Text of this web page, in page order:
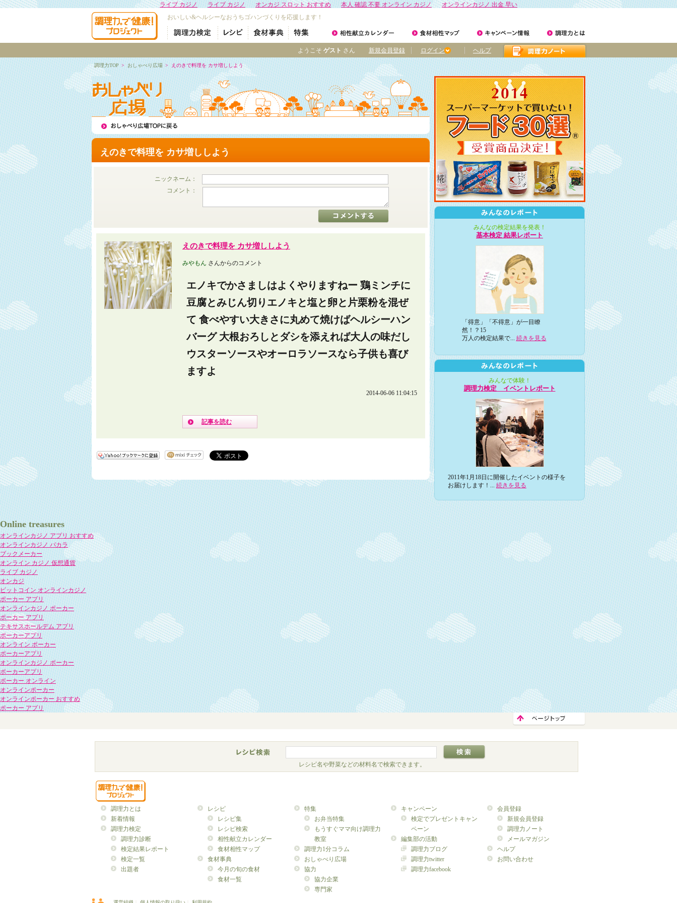
ライブ カジノ ライブ カジノ オンカジ スロット おすすめ 本人 確認 不要 オンライン カジノ
オンラインカジノ 出金 早い
おいしい&ヘルシーなおうちゴハンづくりを応援します！
ヘルプ
ログイン
新規会員登録
ようこそ ゲスト さん
調理力TOP > おしゃべり広場 > えのきで料理を カサ増ししよう
えのきで料理を カサ増ししよう
ニックネーム：
コメント：
えのきで料理を カサ増ししよう
みやもん さんからのコメント
エノキでかさましはよくやりますねー 鶏ミンチに
豆腐とみじん切りエノキと塩と卵と片栗粉を混ぜ
て 食べやすい大きさに丸めて焼けばヘルシーハン
バーグ 大根おろしとダシを添えれば大人の味だし
ウスターソースやオーロラソースなら子供も喜び
ますよ
2014-06-06 11:04:15
記事を読む
みんなの検定結果を発表！
基本検定 結果レポート
「得意」「不得意」が一目瞭
然！？15
万人の検定結果で... 続きを見る
みんなで体験！
調理力検定 イベントレポート
2011年1月18日に開催したイベントの様子を
お届けします！... 続きを見る
Online treasures
オンラインカジノ アプリ おすすめ
オンラインカジノ バカラ
ブックメーカー
オンライン カジノ 仮想通貨
ライブ カジノ
オンカジ
ビットコイン オンラインカジノ
ポーカー アプリ
オンラインカジノ ポーカー
ポーカー アプリ
テキサスホールデム アプリ
ポーカーアプリ
オンライン ポーカー
ポーカーアプリ
オンラインカジノ ポーカー
ポーカーアプリ
ポーカー オンライン
オンラインポーカー
オンラインポーカー おすすめ
ポーカー アプリ
レシピ名や野菜などの材料名で検索できます。
調理力とは
新着情報
調理力検定
調理力診断
検定結果レポート
検定一覧
出題者
レシピ
レシピ集
レシピ検索
相性献立カレンダー
食材相性マップ
食材事典
今月の旬の食材
食材一覧
特集
お弁当特集
もうすぐママ向け調理力
教室
調理力1分コラム
おしゃべり広場
協力
協力企業
専門家
キャンペーン
検定でプレゼントキャン
ペーン
編集部の活動
調理力ブログ
調理力twitter
調理力facebook
会員登録
新規会員登録
調理力ノート
メールマガジン
ヘルプ
お問い合わせ